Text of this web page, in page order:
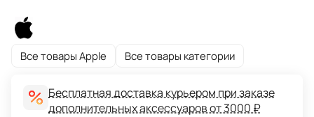
Все товары Apple Все товары категории
Бесплатная доставка курьером при заказе
дополнительных аксессуаров от 3000 ₽